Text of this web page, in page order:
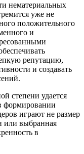
нематериальных
уже не
положительного
и
репутацию,
и создавать
степени удается
формировании
играют не размер
или выбранная
в